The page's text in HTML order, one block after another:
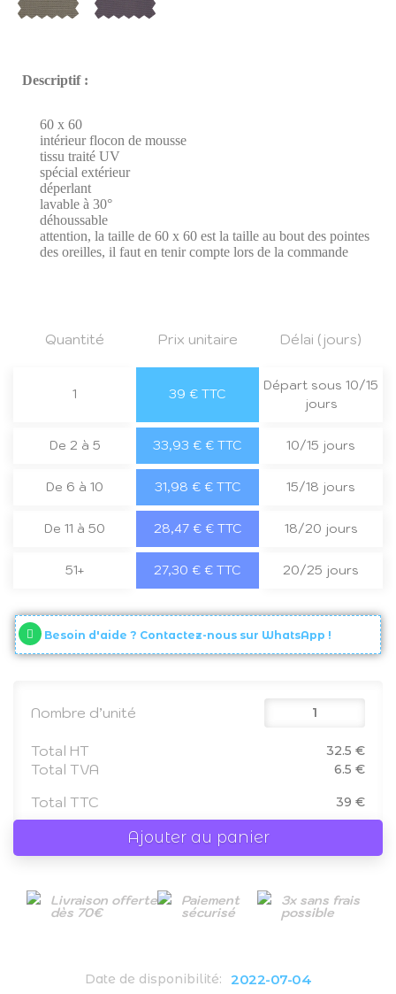
Descriptif :
60 x 60
intérieur flocon de mousse
tissu traité UV
spécial extérieur
déperlant
lavable à 30°
déhoussable
attention, la taille de 60 x 60 est la taille au bout des pointes
des oreilles, il faut en tenir compte lors de la commande
Quantité Prix unitaire Délai (jours)
1 39 € TTC
Départ sous 10/15
jours
De 2 à 5 33,93 € € TTC 10/15 jours
De 6 à 10 31,98 € € TTC 15/18 jours
De 11 à 50 28,47 € € TTC 18/20 jours
51+ 27,30 € € TTC 20/25 jours
Besoin d'aide ? Contactez-nous sur WhatsApp !
Nombre d’unité
Total HT 32.5 €
Total TVA 6.5 €
Total TTC 39 €
Ajouter au panier
Livraison offerte
dès 70€
Paiement
sécurisé
3x sans frais
possible
Date de disponibilité: 2022-07-04